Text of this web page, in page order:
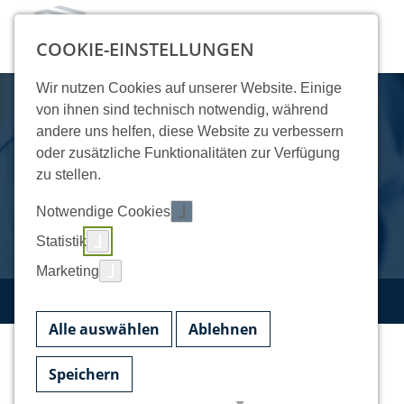
Ihr
Sicherheitspartner
in Friedrichshafen
COOKIE-EINSTELLUNGEN
Wir nutzen Cookies auf unserer Website. Einige
von ihnen sind technisch notwendig, während
andere uns helfen, diese Website zu verbessern
oder zusätzliche Funktionalitäten zur Verfügung
zu stellen.
Notwendige Cookies
Statistik
Marketing
Alle auswählen Ablehnen
Speichern